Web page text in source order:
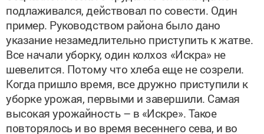
пример. Руководством района было дано
указание незамедлительно приступить к жатве.
Все начали уборку, один колхоз «Искра» не
шевелится. Потому что хлеба еще не созрели.
Когда пришло время, все дружно приступили к
уборке урожая, первыми и завершили. Самая
высокая урожайность – в «Искре». Такое
повторялось и во время весеннего сева, и во
время других работ.